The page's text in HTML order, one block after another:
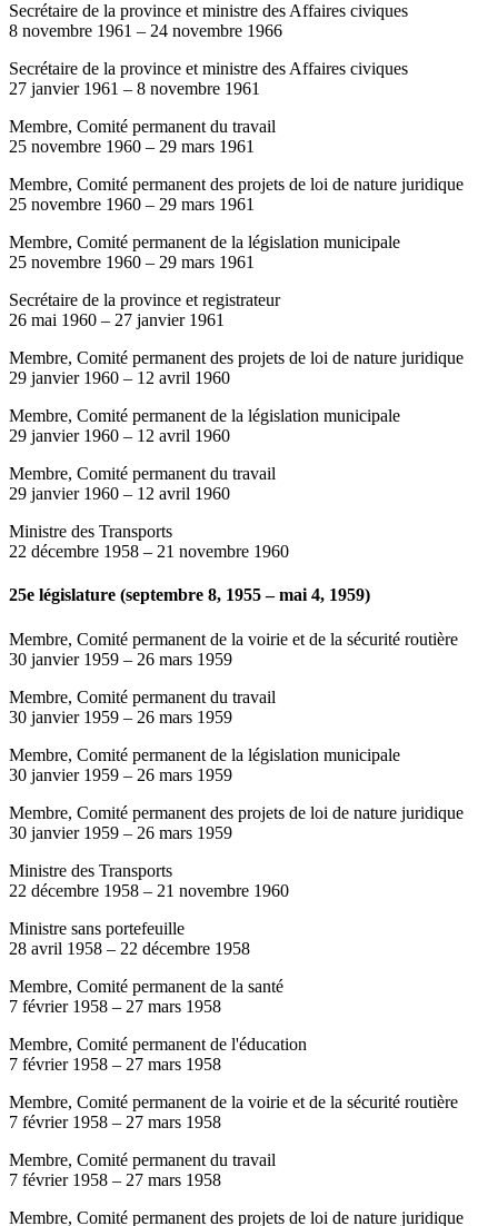
Secrétaire de la province et ministre des Affaires civiques
8 novembre 1961 – 24 novembre 1966
Secrétaire de la province et ministre des Affaires civiques
27 janvier 1961 – 8 novembre 1961
Membre, Comité permanent du travail
25 novembre 1960 – 29 mars 1961
Membre, Comité permanent des projets de loi de nature juridique
25 novembre 1960 – 29 mars 1961
Membre, Comité permanent de la législation municipale
25 novembre 1960 – 29 mars 1961
Secrétaire de la province et registrateur
26 mai 1960 – 27 janvier 1961
Membre, Comité permanent des projets de loi de nature juridique
29 janvier 1960 – 12 avril 1960
Membre, Comité permanent de la législation municipale
29 janvier 1960 – 12 avril 1960
Membre, Comité permanent du travail
29 janvier 1960 – 12 avril 1960
Ministre des Transports
22 décembre 1958 – 21 novembre 1960
25e législature (septembre 8, 1955 – mai 4, 1959)
Membre, Comité permanent de la voirie et de la sécurité routière
30 janvier 1959 – 26 mars 1959
Membre, Comité permanent du travail
30 janvier 1959 – 26 mars 1959
Membre, Comité permanent de la législation municipale
30 janvier 1959 – 26 mars 1959
Membre, Comité permanent des projets de loi de nature juridique
30 janvier 1959 – 26 mars 1959
Ministre des Transports
22 décembre 1958 – 21 novembre 1960
Ministre sans portefeuille
28 avril 1958 – 22 décembre 1958
Membre, Comité permanent de la santé
7 février 1958 – 27 mars 1958
Membre, Comité permanent de l'éducation
7 février 1958 – 27 mars 1958
Membre, Comité permanent de la voirie et de la sécurité routière
7 février 1958 – 27 mars 1958
Membre, Comité permanent du travail
7 février 1958 – 27 mars 1958
Membre, Comité permanent des projets de loi de nature juridique